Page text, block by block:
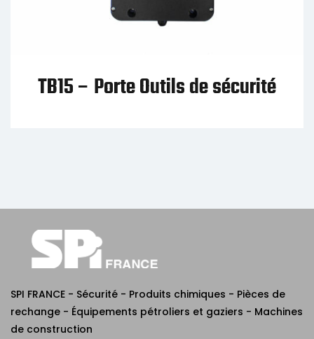
SP01 – Protection d’épaules
SPI FRANCE - Sécurité - Produits chimiques - Pièces de
rechange - Équipements pétroliers et gaziers - Machines
de construction